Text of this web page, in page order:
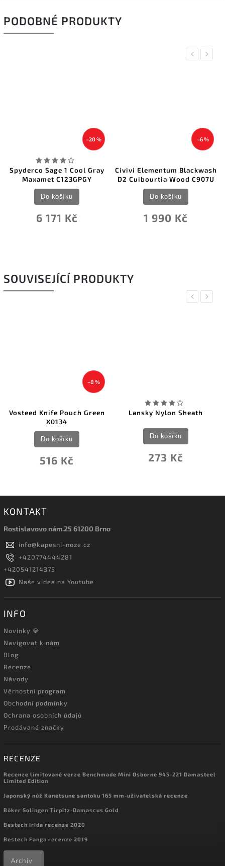
PODOBNÉ PRODUKTY
Previous
–20 %
Spyderco Sage 1 Cool Gray
Maxamet C123GPGY
6 171 Kč
Do košíku
–6 %
Civivi Elementum Blackwash
D2 Cuibourtia Wood C907U
1 990 Kč
Do košíku
Next
SOUVISEJÍCÍ PRODUKTY
Previous
–8 %
Vosteed Knife Pouch Green
X0134
516 Kč
Do košíku
Lansky Nylon Sheath
273 Kč
Do košíku
Next
KONTAKT
Rostislavovo nám.25 61200 Brno
info@kapesni-noze.cz
+420774444281
+420541214375
Naše videa na Youtube
INFO
Novinky 💎
Navigovat k nám
Blog
Recenze
Návody
Věrnostní program
Obchodní podmínky
Ochrana osobních údajů
Prodávané značky
RECENZE
Recenze limitované verze Benchmade Mini Osborne 945-221 Damasteel
Limited Edition
Japonský nůž Kanetsune santoku 165 mm-uživatelská recenze
Böker Solingen Tirpitz-Damascus Gold
Bestech Irida recenze 2020
Bestech Fanga recenze 2019
Archiv